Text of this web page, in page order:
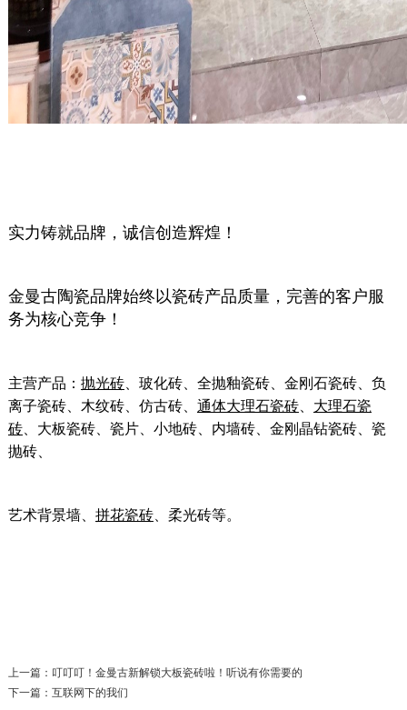
实力铸就品牌，诚信创造辉煌！
金曼古陶瓷品牌始终以瓷砖产品质量，完善的客户服
务为核心竞争！
主营产品： 抛光砖、玻化砖、全抛釉瓷砖、金刚石瓷砖、负
离子瓷砖、木纹砖、仿古砖、 通体大理石瓷砖、 大理石瓷
砖、大板瓷砖、瓷片、小地砖、内墙砖、金刚晶钻瓷砖、瓷
抛砖、
艺术背景墙、 拼花瓷砖、柔光砖等。
上一篇：叮叮叮！金曼古新解锁大板瓷砖啦！听说有你需要的
下一篇：互联网下的我们